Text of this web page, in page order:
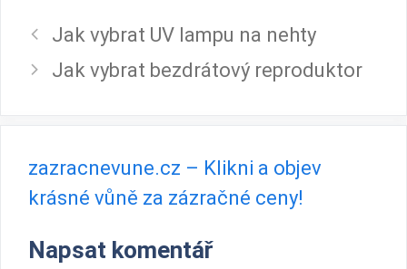
Jak vybrat UV lampu na nehty
Jak vybrat bezdrátový reproduktor
zazracnevune.cz – Klikni a objev
krásné vůně za zázračné ceny!
Napsat komentář